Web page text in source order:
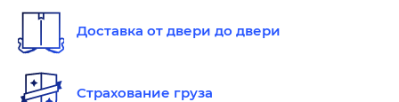
Доставка от двери до двери
Страхование груза